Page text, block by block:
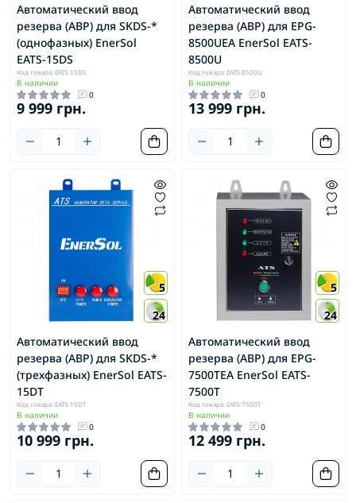
Автоматический ввод
резерва (АВР) для SKDS-*
(однофазных) EnerSol
EATS-15DS
Код товара: EATS-15DS
В наличии
0
9 999 грн.
Автоматический ввод
резерва (АВР) для EPG-
8500UEA EnerSol EATS-
8500U
Код товара: EATS-8500U
В наличии
0
13 999 грн.
5
24
Автоматический ввод
резерва (АВР) для SKDS-*
(трехфазных) EnerSol EATS-
15DT
Код товара: EATS-15DT
В наличии
0
10 999 грн.
5
24
Автоматический ввод
резерва (АВР) для EPG-
7500TEA EnerSol EATS-
7500T
Код товара: EATS-7500T
В наличии
0
12 499 грн.